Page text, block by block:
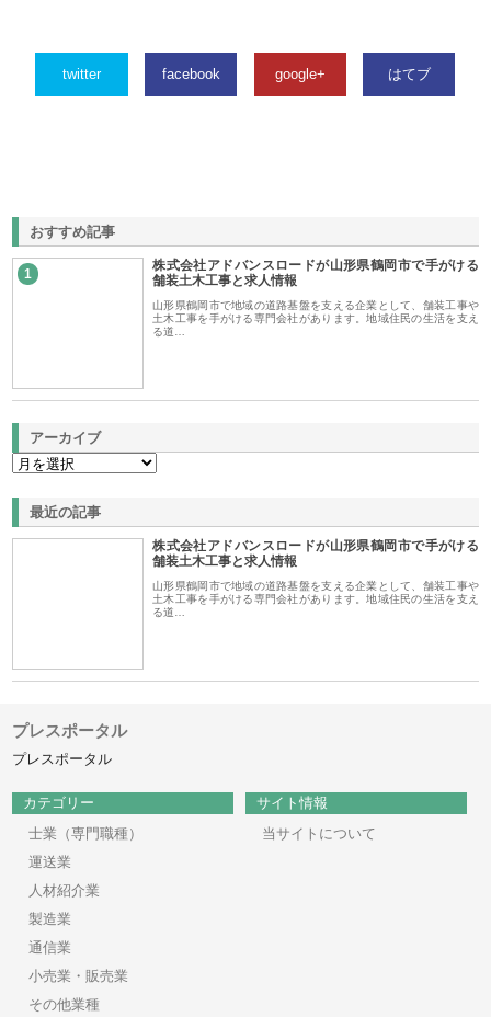
twitter facebook google+ はてブ
おすすめ記事
1
株式会社アドバンスロードが山形県鶴岡市で手がける
舗装土木工事と求人情報
山形県鶴岡市で地域の道路基盤を支える企業として、舗装工事や
土木工事を手がける専門会社があります。地域住民の生活を支え
る道…
アーカイブ
最近の記事
株式会社アドバンスロードが山形県鶴岡市で手がける
舗装土木工事と求人情報
山形県鶴岡市で地域の道路基盤を支える企業として、舗装工事や
土木工事を手がける専門会社があります。地域住民の生活を支え
る道…
プレスポータル
プレスポータル
カテゴリー
士業（専門職種）
運送業
人材紹介業
製造業
通信業
小売業・販売業
その他業種
サイト情報
当サイトについて